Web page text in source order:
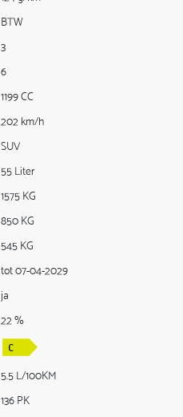
BTW
3
6
1199 CC
202 km/h
SUV
55 Liter
1575 KG
850 KG
545 KG
tot 07-04-2029
ja
22 %
5.5 L/100KM
136 PK